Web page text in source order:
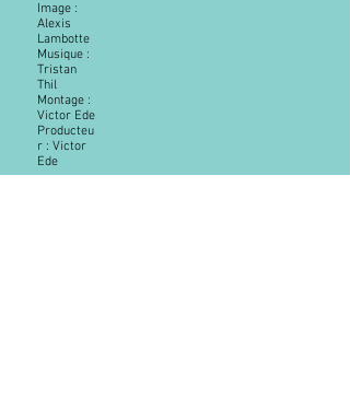
Image :
Alexis
Lambotte
Musique :
Tristan
Thil
Montage :
Victor Ede
Producteu
r : Victor
Ede